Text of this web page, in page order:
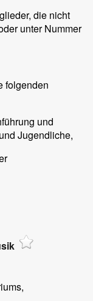
die nicht
unter Nummer
folgenden
und
Jugendliche,